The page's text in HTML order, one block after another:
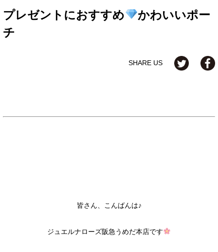
プレゼントにおすすめ
かわいいポー
チ
SHARE US
皆さん、こんばんは♪
ジュエルナローズ阪急うめだ本店です